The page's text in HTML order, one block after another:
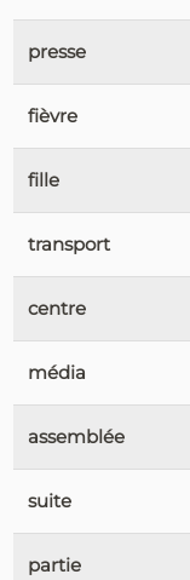
presse
fièvre
fille
transport
centre
média
assemblée
suite
partie